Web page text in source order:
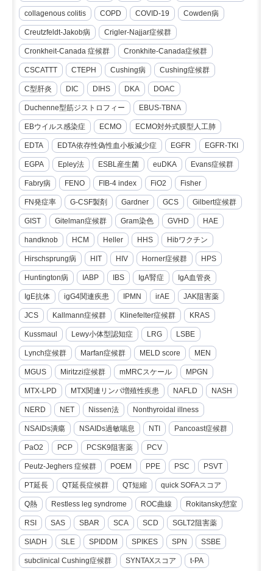
collagenous colitis COPD COVID-19 Cowden病
Creutzfeldt-Jakob病 Crigler-Najjar症候群
Cronkheit-Canada 症候群 Cronkhite-Canada症候群
CSCATTT CTEPH Cushing病 Cushing症候群
C型肝炎 DIC DIHS DKA DOAC
Duchenne型筋ジストロフィー EBUS-TBNA
EBウイルス感染症 ECMO ECMO対外式膜型人工肺
EDTA EDTA依存性偽性血小板減少症 EGFR EGFR-TKI
EGPA Epley法 ESBL産生菌 euDKA Evans症候群
Fabry病 FENO FIB-4 index FiO2 Fisher
FN発症率 G-CSF製剤 Gardner GCS Gilbert症候群
GIST Gitelman症候群 Gram染色 GVHD HAE
handknob HCM Heller HHS Hibワクチン
Hirschsprung病 HIT HIV Horner症候群 HPS
Huntington病 IABP IBS IgA腎症 IgA血管炎
IgE抗体 igG4関連疾患 IPMN irAE JAK阻害薬
JCS Kallmann症候群 Klinefelter症候群 KRAS
Kussmaul Lewy小体型認知症 LRG LSBE
Lynch症候群 Marfan症候群 MELD score MEN
MGUS Miritzzi症候群 mMRCスケール MPGN
MTX-LPD MTX関連リンパ増殖性疾患 NAFLD NASH
NERD NET Nissen法 Nonthyroidal illness
NSAIDs潰瘍 NSAIDs過敏喘息 NTI Pancoast症候群
PaO2 PCP PCSK9阻害薬 PCV
Peutz-Jeghers 症候群 POEM PPE PSC PSVT
PT延長 QT延長症候群 QT短縮 quick SOFAスコア
Q熱 Restless leg syndrome ROC曲線 Rokitansky憩室
RSI SAS SBAR SCA SCD SGLT2阻害薬
SIADH SLE SPIDDM SPIKES SPN SSBE
subclinical Cushing症候群 SYNTAXスコア t-PA